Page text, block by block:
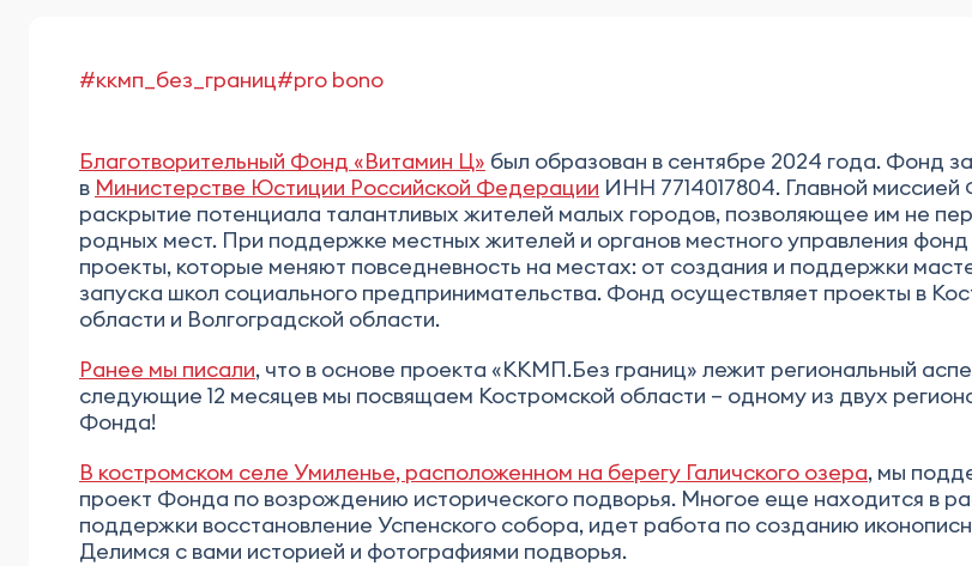
#ккмп_без_границ#pro bono
Благотворительный Фонд «Витамин Ц» был образован в сентябре 2024 года. Фонд
в Министерстве Юстиции Российской Федерации ИНН 7714017804. Главной миссией
раскрытие потенциала талантливых жителей малых городов, позволяющее им не
родных мест. При поддержке местных жителей и органов местного управления фонд
проекты, которые меняют повседневность на местах: от создания и поддержки
запуска школ социального предпринимательства. Фонд осуществляет проекты в
области и Волгоградской области.
Ранее мы писали, что в основе проекта «ККМП.Без границ» лежит региональный
следующие 12 месяцев мы посвящаем Костромской области – одному из двух
Фонда!
В костромском селе Умиленье, расположенном на берегу Галичского озера, мы
проект Фонда по возрождению исторического подворья. Многое еще находится в
поддержки восстановление Успенского собора, идет работа по созданию
Делимся с вами историей и фотографиями подворья.